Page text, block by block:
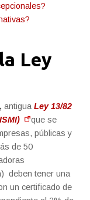
Ley
antigua Ley 13/82
que se
públicas y
de 50
deben tener una
un certificado de